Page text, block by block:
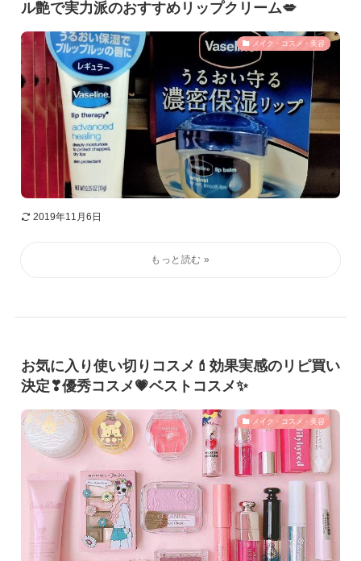
ル艶で実力派のおすすめリップクリーム💋
メイク・コスメ・美容
2019年11月6日
お気に入り使い切りコスメ💄効果実感のリピ買い
決定❣優秀コスメ💗ベストコスメ✨
メイク・コスメ・美容